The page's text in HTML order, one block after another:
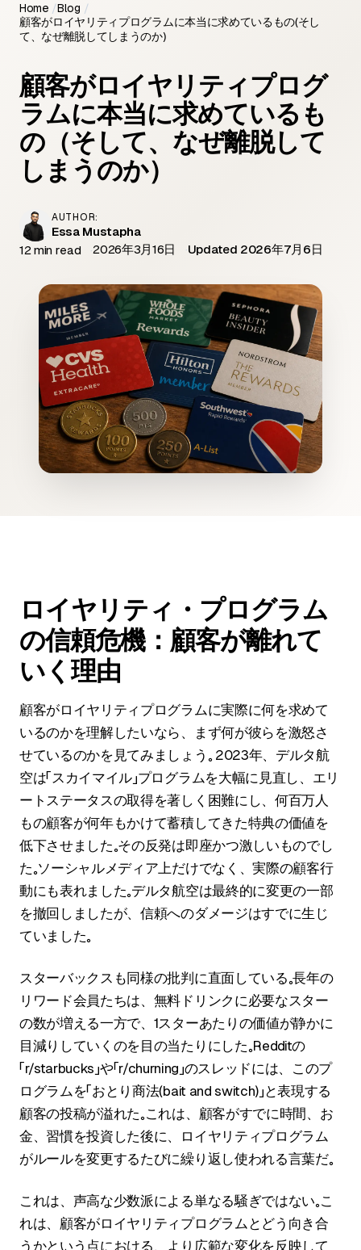
Home /Blog /
顧客がロイヤリティプログラムに本当に求めているもの（そし
て、なぜ離脱してしまうのか）
顧客がロイヤリティプログ
ラムに本当に求めているも
の（そして、なぜ離脱して
しまうのか）
AUTHOR:
Essa Mustapha
12 min read
2026年3月16日 Updated 2026年7月6日
ロイヤリティ・プログラム
の信頼危機：顧客が離れて
いく理由
顧客がロイヤリティプログラムに実際に何を求めて
いるのかを理解したいなら、まず何が彼らを激怒さ
せているのかを見てみましょう。 2023年、デルタ航
空は「スカイマイル」プログラムを大幅に見直し、エリ
ートステータスの取得を著しく困難にし、何百万人
もの顧客が何年もかけて蓄積してきた特典の価値を
低下させました。その反発は即座かつ激しいものでし
た。ソーシャルメディア上だけでなく、実際の顧客行
動にも表れました。デルタ航空は最終的に変更の一部
を撤回しましたが、信頼へのダメージはすでに生じ
ていました。
スターバックスも同様の批判に直面している。長年の
リワード会員たちは、無料ドリンクに必要なスター
の数が増える一方で、1スターあたりの価値が静かに
目減りしていくのを目の当たりにした。Redditの
「r/starbucks」や「r/churning」のスレッドには、このプ
ログラムを「おとり商法（bait and switch）」と表現する
顧客の投稿が溢れた。これは、顧客がすでに時間、お
金、習慣を投資した後に、ロイヤリティプログラム
がルールを変更するたびに繰り返し使われる言葉だ。
これは、声高な少数派による単なる騒ぎではない。こ
れは、顧客がロイヤリティプログラムとどう向き合
うかという点における、より広範な変化を反映して